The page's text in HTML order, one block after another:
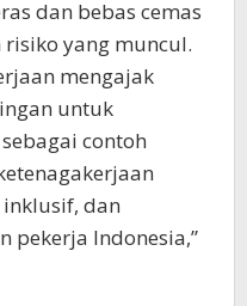
dan bebas cemas
yang muncul.
mengajak
untuk
contoh
dan
pekerja Indonesia,”